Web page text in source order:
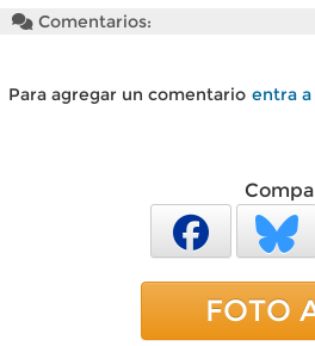
Comentarios:
Para agregar un comentario entra
FOTO